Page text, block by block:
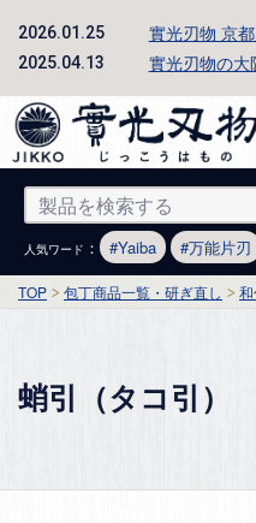
2026.01.25 實光刃物 京
2025.04.13 實光刃物の
人気ワード ： Yaiba 万能片刃
TOP 包丁商品一覧・研ぎ直し
蛸引（タコ引）